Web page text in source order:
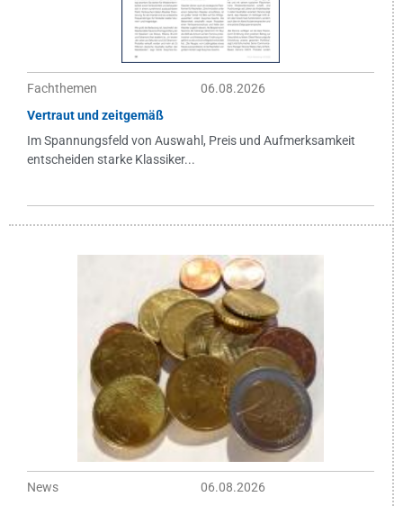
Fachthemen
06.08.2026
Vertraut und zeitgemäß
Im Spannungsfeld von Auswahl, Preis und Aufmerksamkeit
entscheiden starke Klassiker...
News
06.08.2026